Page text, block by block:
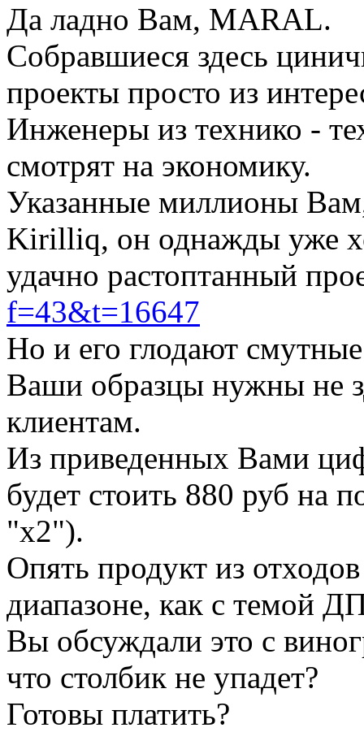
Да ладно Вам, MARAL.
Собравшиеся здесь
проекты просто из
Инженеры из технико -
смотрят на экономику.
Указанные миллионы
Kirilliq, он однажды уже
удачно растоптанный
f=43&t=16647
Но и его глодают
Ваши образцы нужны не
клиентам.
Из приведенных Вами
будет стоить 880 руб на
"х2").
Опять продукт из
диапазоне, как с темой
Вы обсуждали это с
что столбик не упадет?
Готовы платить?